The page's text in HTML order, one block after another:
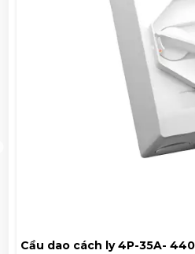
Cầu dao cách ly 4P-35A-